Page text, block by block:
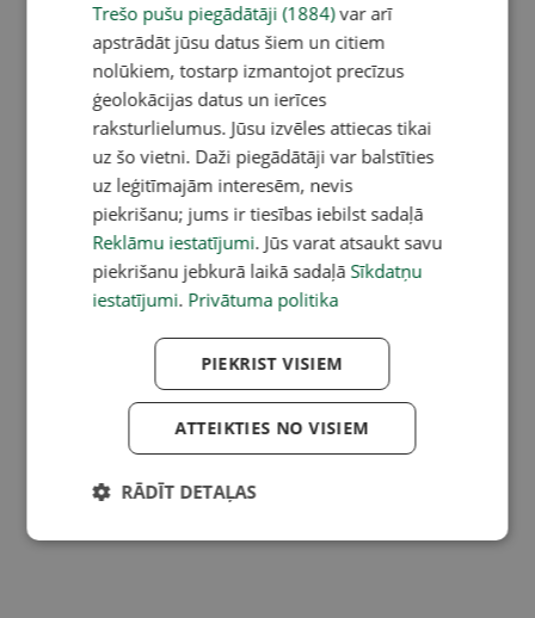
Trešo pušu piegādātāji (1884)var arī
apstrādāt jūsu datus šiem un citiem
nolūkiem, tostarp izmantojot precīzus
ģeolokācijas datus un ierīces
raksturlielumus. Jūsu izvēles attiecas tikai
uz šo vietni. Daži piegādātāji var balstīties
uz leģitīmajām interesēm, nevis
piekrišanu; jums ir tiesības iebilst sadaļā
Reklāmu iestatījumi. Jūs varat atsaukt savu
piekrišanu jebkurā laikā sadaļā Sīkdatņu
iestatījumi. Privātuma politika
PIEKRIST VISIEM
ATTEIKTIES NO VISIEM
RĀDĪT DETAĻAS